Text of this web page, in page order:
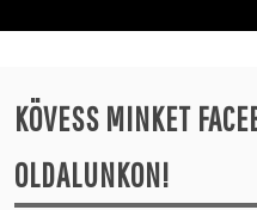
KÖVESS MINKET
OLDALUNKON!